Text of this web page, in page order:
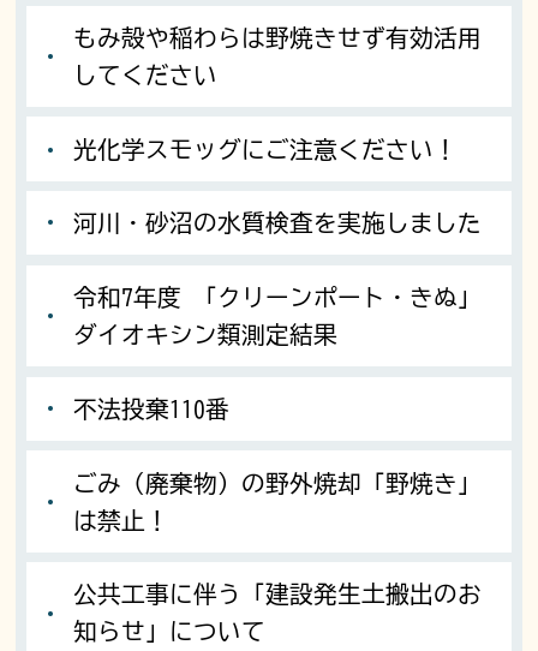
もみ殻や稲わらは野焼きせず有効活用
してください
光化学スモッグにご注意ください！
河川・砂沼の水質検査を実施しました
令和7年度 「クリーンポート・きぬ」
ダイオキシン類測定結果
不法投棄110番
ごみ（廃棄物）の野外焼却「野焼き」
は禁止！
公共工事に伴う「建設発生土搬出のお
知らせ」について